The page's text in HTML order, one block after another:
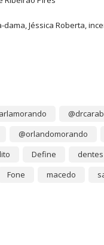
Jéssica Roberta,
@orlandomorando
Define
dentes
Fone macedo